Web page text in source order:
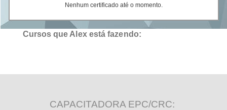
Nenhum certificado até o momento.
Cursos que Alex está fazendo:
CAPACITADORA EPC/CRC: